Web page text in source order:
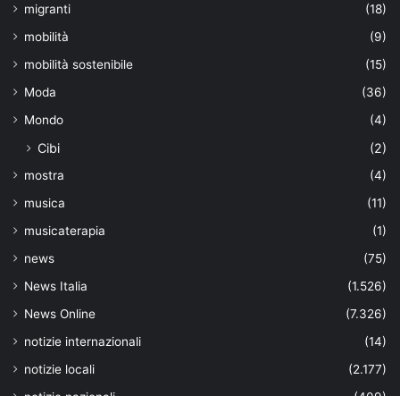
migranti
(18)
mobilità
(9)
mobilità sostenibile
(15)
Moda
(36)
Mondo
(4)
Cibi (2)
mostra
(4)
musica
(11)
musicaterapia
(1)
news
(75)
News Italia
(1.526)
News Online
(7.326)
notizie internazionali
(14)
notizie locali
(2.177)